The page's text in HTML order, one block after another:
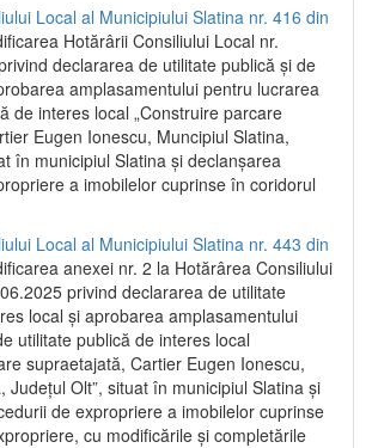
Local al Municipiului Slatina nr. 416 din
Hotărârii Consiliului Local nr.
declararea de utilitate publică și de
amplasamentului pentru lucrarea
de interes local „Construire parcare
Eugen Ionescu, Muncipiul Slatina,
în municipiul Slatina și declanșarea
a imobilelor cuprinse în coridorul
Local al Municipiului Slatina nr. 443 din
anexei nr. 2 la Hotărârea Consiliului
privind declararea de utilitate
local şi aprobarea amplasamentului
utilitate publică de interes local
supraetajată, Cartier Eugen Ionescu,
Judeţul Olt”, situat în municipiul Slatina şi
de expropriere a imobilelor cuprinse
cu modificările şi completările